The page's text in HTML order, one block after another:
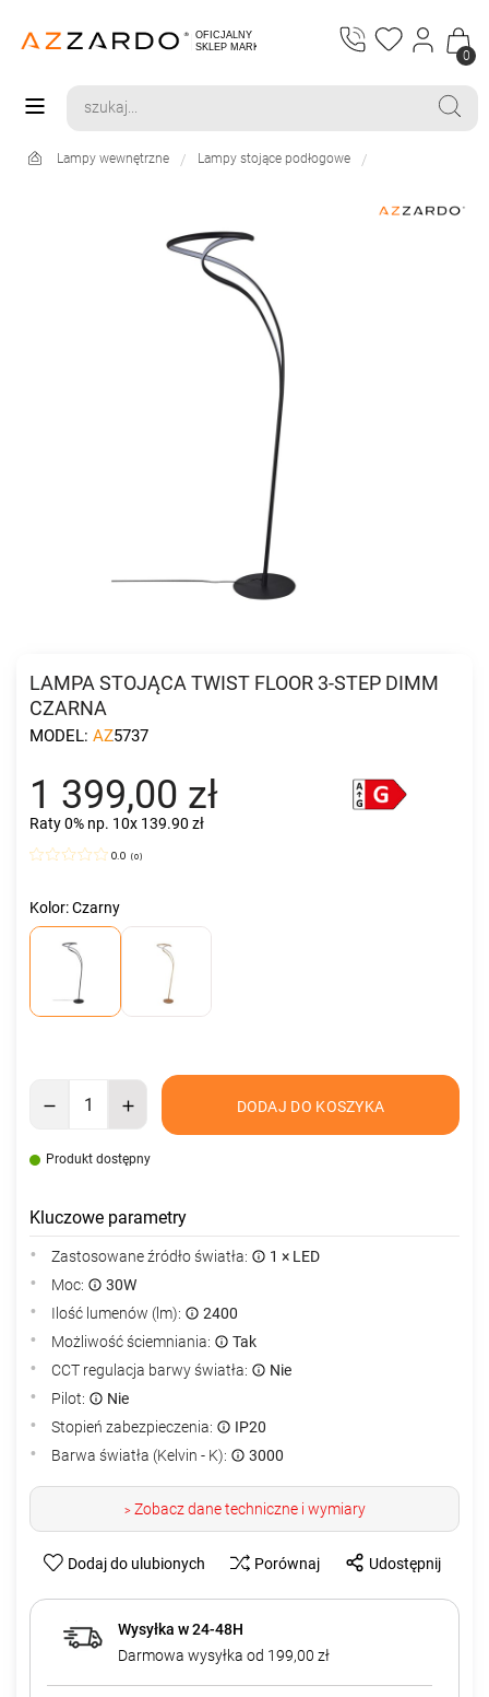
0
Lampy wewnętrzne Lampy stojące podłogowe
LAMPA STOJĄCA TWIST FLOOR 3-STEP DIMM
CZARNA
MODEL: AZ5737
1 399,00 zł
Raty 0% np. 10x 139.90 zł
0.0 (0)
Kolor: Czarny
DODAJ DO KOSZYKA
Produkt dostępny
Kluczowe parametry
Zastosowane źródło światła:
1 × LED
Moc:
30W
Ilość lumenów (lm):
2400
Możliwość ściemniania:
Tak
CCT regulacja barwy światła:
Nie
Pilot:
Nie
Stopień zabezpieczenia:
IP20
Barwa światła (Kelvin - K):
3000
>Zobacz dane techniczne i wymiary
Dodaj do ulubionych Porównaj Udostępnij
Wysyłka w 24-48H
Darmowa wysyłka od 199,00 zł